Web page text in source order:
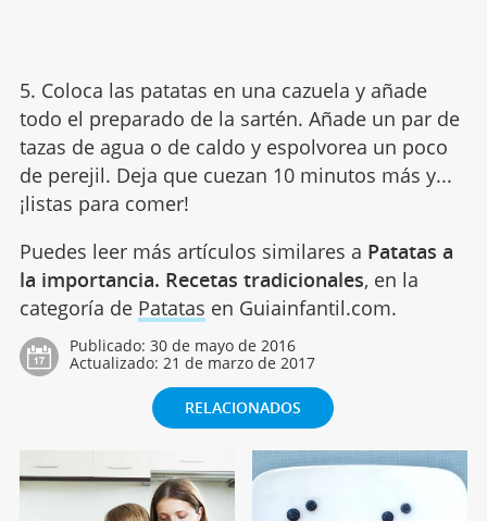
5. Coloca las patatas en una cazuela y añade
todo el preparado de la sartén. Añade un par de
tazas de agua o de caldo y espolvorea un poco
de perejil. Deja que cuezan 10 minutos más y...
¡listas para comer!
Puedes leer más artículos similares a Patatas a
la importancia. Recetas tradicionales, en la
categoría de Patatas en Guiainfantil.com.
Publicado: 30 de mayo de 2016
Actualizado: 21 de marzo de 2017
RELACIONADOS